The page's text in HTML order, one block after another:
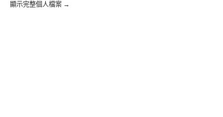
顯示完整個人檔案 →